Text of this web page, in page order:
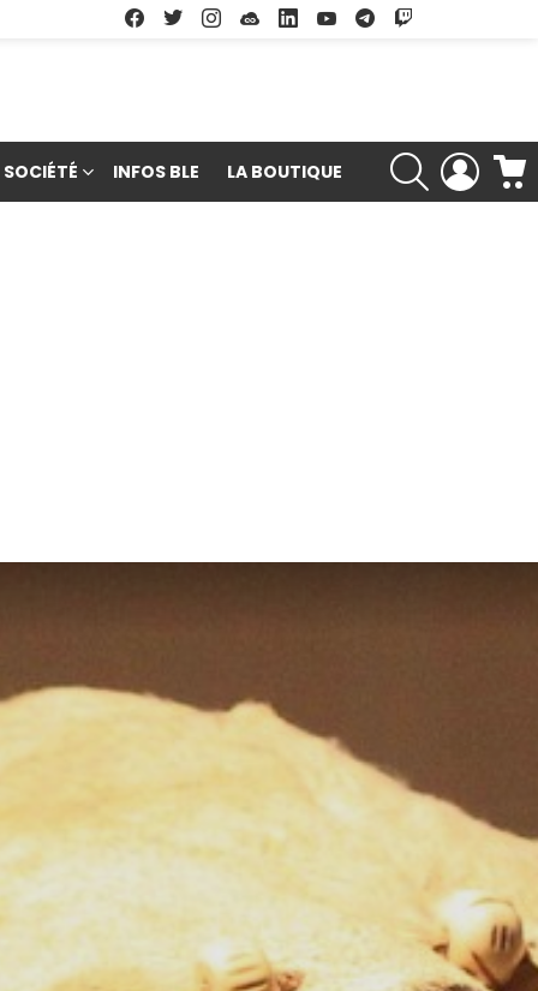
Facebook
TwitterInstagramSoundcloud
LinkedinYoutubeGoogle Play
SOCIÉTÉ INFOS BLE LA BOUTIQUE
RECHERCHE
LOGIN